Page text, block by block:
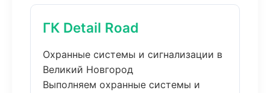
ГК Detail Road
Охранные системы и сигнализации в
Великий Новгород
Выполняем охранные системы и